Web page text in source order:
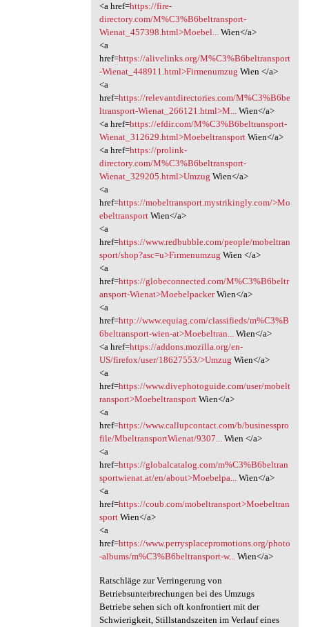
<a href=https://fire-
directory.com/M%C3%B6beltransport-
Wienat_457398.html>Moebel...Wien</a>
<a
href=https://alivelinks.org/M%C3%B6beltransport
-Wienat_448911.html>Firmenumzug Wien </a>
<a
href=https://relevantdirectories.com/M%C3%B6be
ltransport-Wienat_266121.html>M...Wien</a>
<a href=https://efdir.com/M%C3%B6beltransport-
Wienat_312629.html>MoebeltransportWien</a>
<a href=https://prolink-
directory.com/M%C3%B6beltransport-
Wienat_329205.html>Umzug Wien</a>
<a
href=https://mobeltransport.mystrikingly.com/>Mo
ebeltransportWien</a>
<a
href=https://www.redbubble.com/people/mobeltran
sport/shop?asc=u>Firmenumzug Wien </a>
<a
href=https://globeconnected.com/M%C3%B6beltr
ansport-Wienat>MoebelpackerWien</a>
<a
href=http://www.equiag.com/classifieds/m%C3%B
6beltransport-wien-at>Moebeltran...Wien</a>
<a href=https://addons.mozilla.org/en-
US/firefox/user/18627553/>Umzug Wien</a>
<a
href=https://www.divephotoguide.com/user/mobelt
ransport>MoebeltransportWien</a>
<a
href=https://www.callupcontact.com/b/businesspro
file/MbeltransportWienat/9307...Wien </a>
<a
href=https://globalcatalog.com/m%C3%B6beltran
sportwienat.at/en/about>Moebelpa...Wien</a>
<a
href=https://coub.com/mobeltransport>Moebeltran
sportWien</a>
<a
href=https://www.perrysplacepromotions.org/photo
-albums/m%C3%B6beltransport-w...Wien</a>
Ratschläge zur Verringerung von
Betriebsunterbrechungen bei des Umzugs
Betriebe sehen sich oft konfrontiert mit der
Schwierigkeit, Stillstandszeiten im Verlauf eines